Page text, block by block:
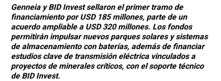
Genneia y BID Invest sellaron el primer tramo de
financiamiento por USD 185 millones, parte de un
acuerdo ampliable a USD 320 millones. Los fondos
permitirán impulsar nuevos parques solares y sistemas
de almacenamiento con baterías, además de financiar
estudios clave de transmisión eléctrica vinculados a
proyectos de minerales críticos, con el soporte técnico
de BID Invest.